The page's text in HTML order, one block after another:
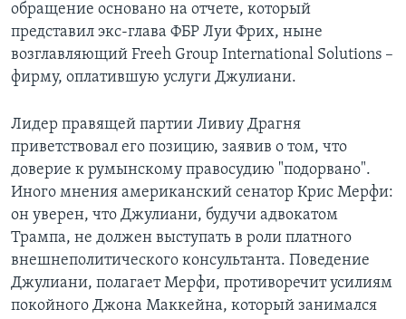
обращение основано на отчете, который
представил экс-глава ФБР Луи Фрих, ныне
возглавляющий Freeh Group International Solutions –
фирму, оплатившую услуги Джулиани.
Лидер правящей партии Ливиу Драгня
приветствовал его позицию, заявив о том, что
доверие к румынскому правосудию "подорвано".
Иного мнения американский сенатор Крис Мерфи:
он уверен, что Джулиани, будучи адвокатом
Трампа, не должен выступать в роли платного
внешнеполитического консультанта. Поведение
Джулиани, полагает Мерфи, противоречит усилиям
покойного Джона Маккейна, который занимался